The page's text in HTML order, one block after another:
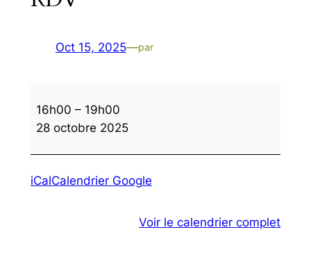
Oct 15, 2025—par
psychologique
sur
16h00 – 19h00
28 octobre 2025
iCalCalendrier Google
Voir le calendrier complet